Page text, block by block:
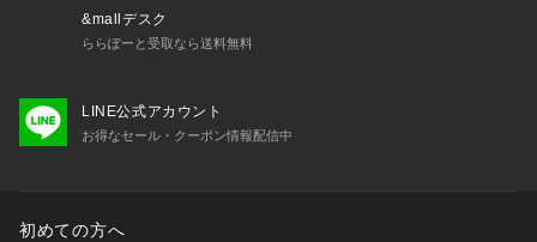
&mallデスク
ららぽーと受取なら送料無料
LINE公式アカウント
お得なセール・クーポン情報配信中
初めての方へ